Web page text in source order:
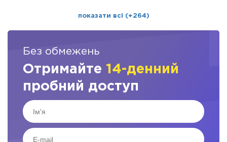
показати всі (+264)
Без обмежень
Отримайте 14-денний
пробний доступ